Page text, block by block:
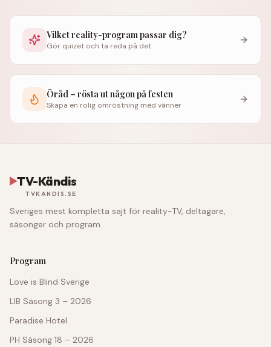
Vilket reality-program passar dig?
Gör quizet och ta reda på det
Öråd – rösta ut någon på festen
Skapa en rolig omröstning med vänner
TV-Kändis
TVKANDIS.SE
Sveriges mest kompletta sajt för reality-TV, deltagare,
säsonger och program.
Program
Love is Blind Sverige
LIB Säsong 3 – 2026
Paradise Hotel
PH Säsong 18 – 2026